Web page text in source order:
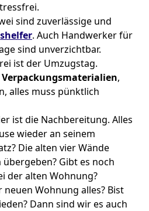
sind zuverlässige und
. Auch Handwerker für
sind unverzichtbar.
ist der Umzugstag.
Verpackungsmaterialien,
alles muss pünktlich
ist die Nachbereitung. Alles
wieder an seinem
Die alten vier Wände
Gibt es noch
der alten Wohnung?
Wohnung alles? Bist
Dann sind wir es auch